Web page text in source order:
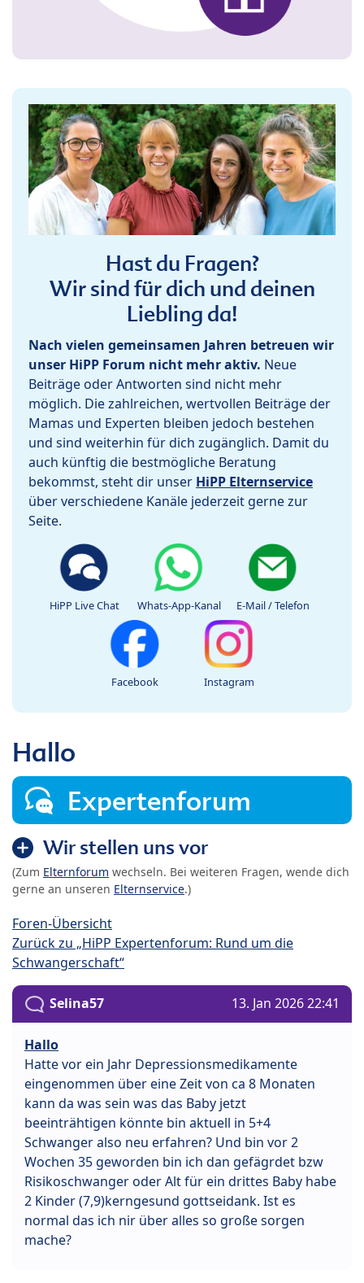
Hast du Fragen?
Wir sind für dich und deinen
Liebling da!
Nach vielen gemeinsamen Jahren betreuen wir
unser HiPP Forum nicht mehr aktiv. Neue
Beiträge oder Antworten sind nicht mehr
möglich. Die zahlreichen, wertvollen Beiträge der
Mamas und Experten bleiben jedoch bestehen
und sind weiterhin für dich zugänglich. Damit du
auch künftig die bestmögliche Beratung
bekommst, steht dir unser HiPP Elternservice
über verschiedene Kanäle jederzeit gerne zur
Seite.
HiPP Live Chat Whats-App-Kanal E-Mail / Telefon
Facebook Instagram
Hallo
Expertenforum
Wir stellen uns vor
(Zum Elternforum wechseln. Bei weiteren Fragen, wende dich
gerne an unseren Elternservice.)
Foren-Übersicht
Zurück zu „HiPP Expertenforum: Rund um die
Schwangerschaft“
Selina57 13. Jan 2026 22:41
Hallo
Hatte vor ein Jahr Depressionsmedikamente
eingenommen über eine Zeit von ca 8 Monaten
kann da was sein was das Baby jetzt
beeinträhtigen könnte bin aktuell in 5+4
Schwanger also neu erfahren? Und bin vor 2
Wochen 35 geworden bin ich dan gefägrdet bzw
Risikoschwanger oder Alt für ein drittes Baby habe
2 Kinder (7,9)kerngesund gottseidank. Ist es
normal das ich nir über alles so große sorgen
mache?